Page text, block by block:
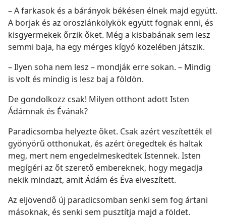
– A farkasok és a bárányok békésen élnek majd együtt.
A borjak és az oroszlánkölykök együtt fognak enni, és
kisgyermekek őrzik őket. Még a kisbabának sem lesz
semmi baja, ha egy mérges kígyó közelében játszik.
– Ilyen soha nem lesz – mondják erre sokan. – Mindig
is volt és mindig is lesz baj a földön.
De gondolkozz csak! Milyen otthont adott Isten
Ádámnak és Évának?
Paradicsomba helyezte őket. Csak azért veszítették el
gyönyörű otthonukat, és azért öregedtek és haltak
meg, mert nem engedelmeskedtek Istennek. Isten
megígéri az őt szerető embereknek, hogy megadja
nekik mindazt, amit Ádám és Éva elveszített.
Az eljövendő új paradicsomban senki sem fog ártani
másoknak, és senki sem pusztítja majd a földet.